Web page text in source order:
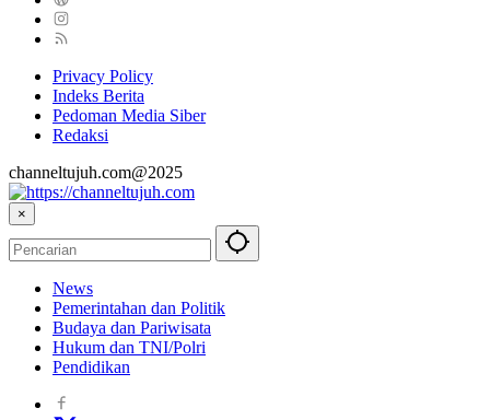
Privacy Policy
Indeks Berita
Pedoman Media Siber
Redaksi
channeltujuh.com@2025
×
News
Pemerintahan dan Politik
Budaya dan Pariwisata
Hukum dan TNI/Polri
Pendidikan